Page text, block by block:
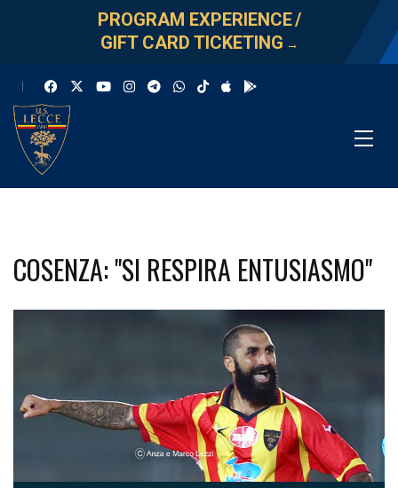
PROGRAM EXPERIENCE/
GIFT CARD TICKETING →
COSENZA: "SI RESPIRA ENTUSIASMO"